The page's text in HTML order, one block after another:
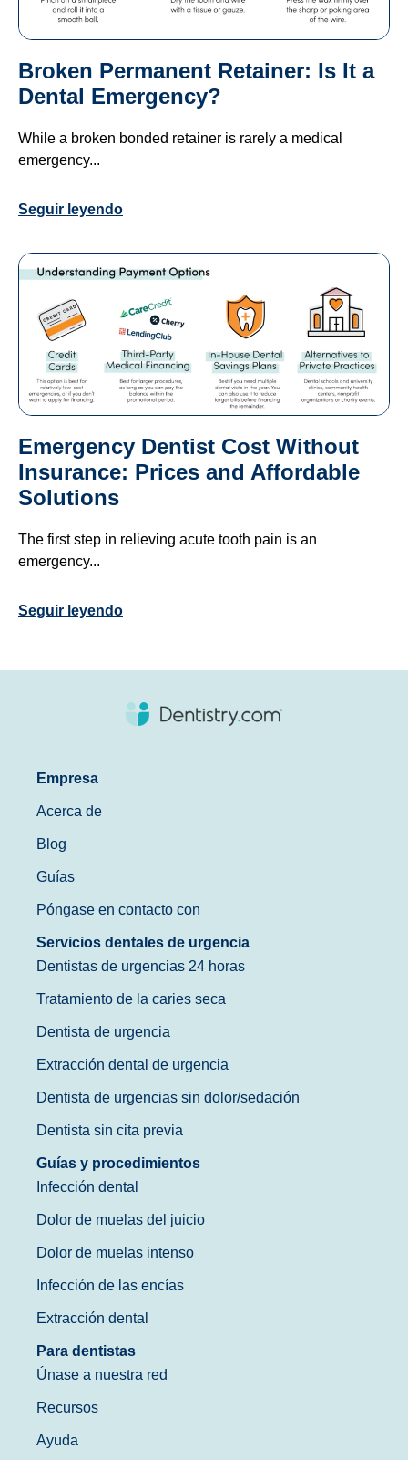
Broken Permanent Retainer: Is It a
Dental Emergency?
While a broken bonded retainer is rarely a medical
emergency...
Seguir leyendo
Emergency Dentist Cost Without
Insurance: Prices and Affordable
Solutions
The first step in relieving acute tooth pain is an
emergency...
Seguir leyendo
Empresa
Acerca de
Blog
Guías
Póngase en contacto con
Servicios dentales de urgencia
Dentistas de urgencias 24 horas
Tratamiento de la caries seca
Dentista de urgencia
Extracción dental de urgencia
Dentista de urgencias sin dolor/sedación
Dentista sin cita previa
Guías y procedimientos
Infección dental
Dolor de muelas del juicio
Dolor de muelas intenso
Infección de las encías
Extracción dental
Para dentistas
Únase a nuestra red
Recursos
Ayuda